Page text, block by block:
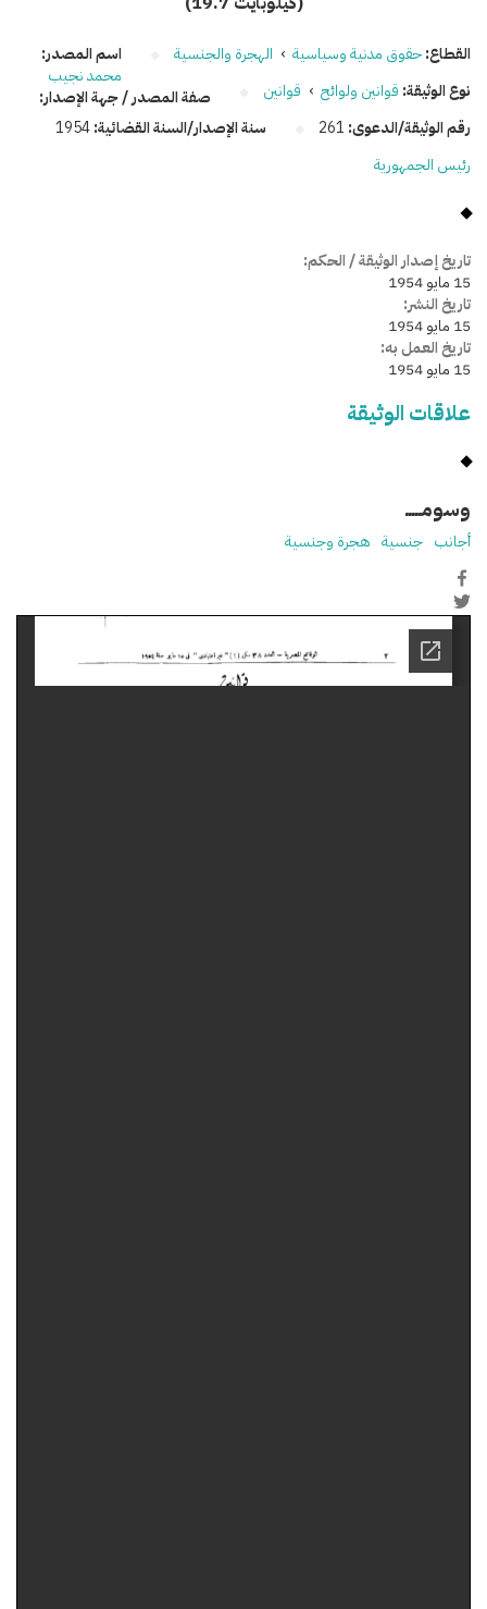
القطاع:حقوق مدنية وسياسية › الهجرة والجنسية
نوع الوثيقة: قوانين ولوائح › قوانين
رقم الوثيقة/الدعوى: 261 سنة الإصدار/السنة القضائية:1954
اسم المصدر:
محمد نجيب
صفة المصدر / جهة الإصدار:
رئيس الجمهورية
تاريخ إصدار الوثيقة / الحكم:
15 مايو 1954
تاريخ النشر:
15 مايو 1954
تاريخ العمل به:
15 مايو 1954
علاقات الوثيقة
وسومـــــ
أجانب جنسية هجرة وجنسية